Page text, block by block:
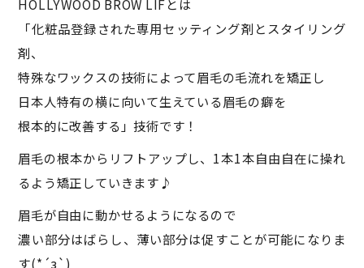
HOLLYWOOD BROW LIFとは
「化粧品登録された専用セッティング剤とスタイリング
剤、
特殊なワックスの技術によって眉毛の毛流れを矯正し
日本人特有の横に向いて生えている眉毛の癖を
根本的に改善する」技術です！
眉毛の根本からリフトアップし、1本1本自由自在に操れ
るよう矯正していきます♪
眉毛が自由に動かせるようになるので
濃い部分はばらし、薄い部分は促すことが可能になりま
す(*´з`)